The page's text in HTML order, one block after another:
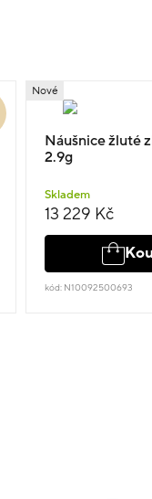
Nové
Náušnice žluté
2.9g
Skladem
13 229 Kč
kód: N10092500693